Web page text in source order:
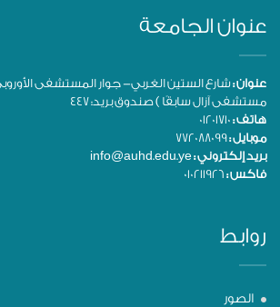
عنوان الجامعة
عنوان :شارع الستين الغربي- جوار المستشفى
مستشفى آزال سابقًا ) صندوق بريد: 447
هاتف :
موبايل :
بريد إلكتروني :
فاكس :
روابط
الصور